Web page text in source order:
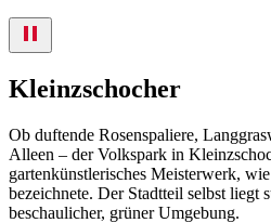
Kleinzschocher
Ob duftende Rosenspaliere,
Alleen – der Volkspark in
gartenkünstlerisches Meisterwerk,
bezeichnete. Der Stadtteil selbst liegt
beschaulicher, grüner Umgebung.